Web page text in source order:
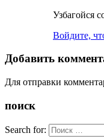
Узбагойся
Войдите,
Добавить
Для отправки
поиск
Search for: